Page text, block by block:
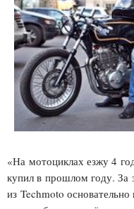
«На мотоциклах езжу 4
купил в прошлом году. За
из Techmoto